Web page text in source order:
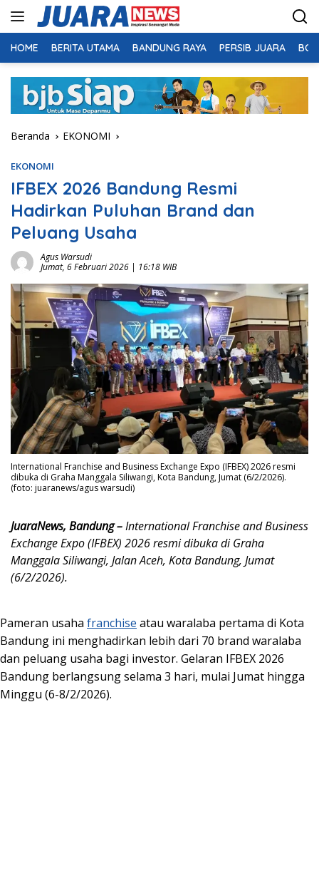
HOME BERITA UTAMA BANDUNG RAYA PERSIB JUARA
Beranda EKONOMI
EKONOMI
IFBEX 2026 Bandung Resmi
Hadirkan Puluhan Brand dan
Peluang Usaha
Agus Warsudi
Jumat, 6 Februari 2026 | 16:18 WIB
International Franchise and Business Exchange Expo (IFBEX) 2026 resmi
dibuka di Graha Manggala Siliwangi, Kota Bandung, Jumat (6/2/2026).
(foto: juaranews/agus warsudi)
JuaraNews, Bandung –International Franchise and Business
Exchange Expo (IFBEX) 2026 resmi dibuka di Graha
Manggala Siliwangi, Jalan Aceh, Kota Bandung, Jumat
(6/2/2026).
Pameran usaha franchise atau waralaba pertama di Kota
Bandung ini menghadirkan lebih dari 70 brand waralaba
dan peluang usaha bagi investor. Gelaran IFBEX 2026
Bandung berlangsung selama 3 hari, mulai Jumat hingga
Minggu (6-8/2/2026).